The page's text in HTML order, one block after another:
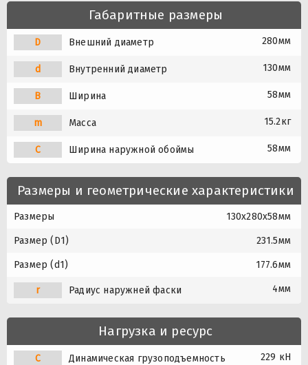
Габаритные размеры
D Внешний диаметр 280мм
d Внутренний диаметр 130мм
B Ширина 58мм
m Масса 15.2кг
C Ширина наружной обоймы 58мм
Размеры и геометрические характеристики
Размеры 130x280x58мм
Размер (D1) 231.5мм
Размер (d1) 177.6мм
r Радиус наружней фаски 4мм
Нагрузка и ресурс
C Динамическая грузоподъемность 229 кН